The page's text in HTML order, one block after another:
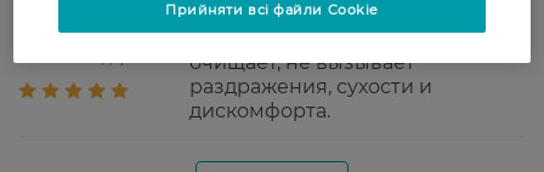
Тамара
Хорошо пенится и мягко
очищает, не вызывает
раздражения, сухости и
дискомфорта.
Прийняти всі файли Cookie